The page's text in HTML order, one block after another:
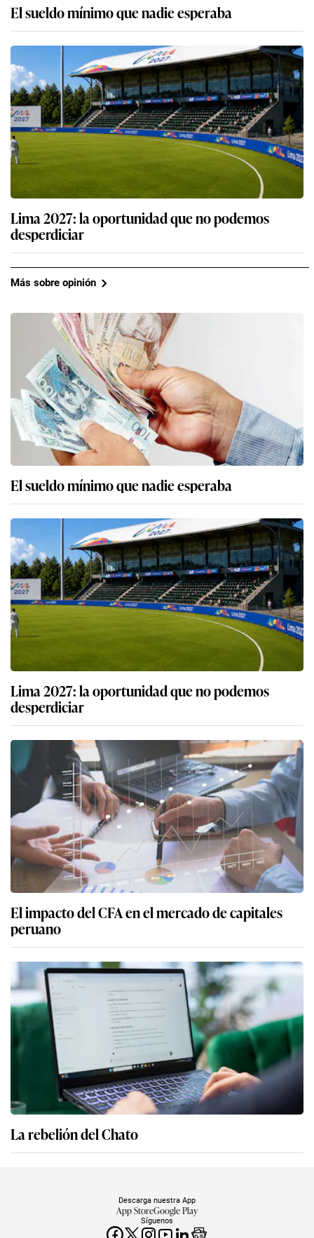
El sueldo mínimo que nadie esperaba
Lima 2027: la oportunidad que no podemos
desperdiciar
Más sobre opinión
El sueldo mínimo que nadie esperaba
Lima 2027: la oportunidad que no podemos
desperdiciar
El impacto del CFA en el mercado de capitales
peruano
La rebelión del Chato
Síguenos
Descarga nuestra App
App StoreGoogle Play